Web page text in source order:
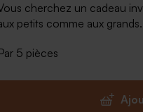
cherchez un cadeau
petits comme aux
Le petit plus :
5 pièces